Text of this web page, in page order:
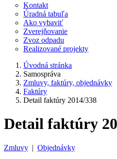
Kontakt
Úradná tabuľa
Ako vybaviť
Zverejňovanie
Zvoz odpadu
Realizované projekty
Úvodná stránka
Samospráva
Zmluvy, faktúry, objednávky
Faktúry
Detail faktúry 2014/338
Detail faktúry
Zmluvy | Objednávky